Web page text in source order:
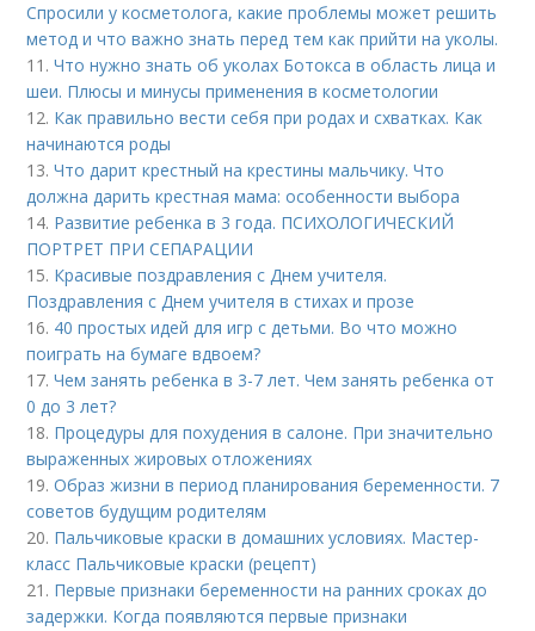
Спросили у косметолога, какие проблемы может решить
метод и что важно знать перед тем как прийти на уколы.
11.Что нужно знать об уколах Ботокса в область лица и
шеи. Плюсы и минусы применения в косметологии
12. Как правильно вести себя при родах и схватках. Как
начинаются роды
13.Что дарит крестный на крестины мальчику. Что
должна дарить крестная мама: особенности выбора
14. Развитие ребенка в 3 года. ПСИХОЛОГИЧЕСКИЙ
ПОРТРЕТ ПРИ СЕПАРАЦИИ
15. Красивые поздравления с Днем учителя.
Поздравления с Днем учителя в стихах и прозе
16. 40 простых идей для игр с детьми. Во что можно
поиграть на бумаге вдвоем?
17.Чем занять ребенка в 3-7 лет. Чем занять ребенка от
0 до 3 лет?
18. Процедуры для похудения в салоне. При значительно
выраженных жировых отложениях
19.Образ жизни в период планирования беременности. 7
советов будущим родителям
20. Пальчиковые краски в домашних условиях. Мастер-
класс Пальчиковые краски (рецепт)
21. Первые признаки беременности на ранних сроках до
задержки. Когда появляются первые признаки